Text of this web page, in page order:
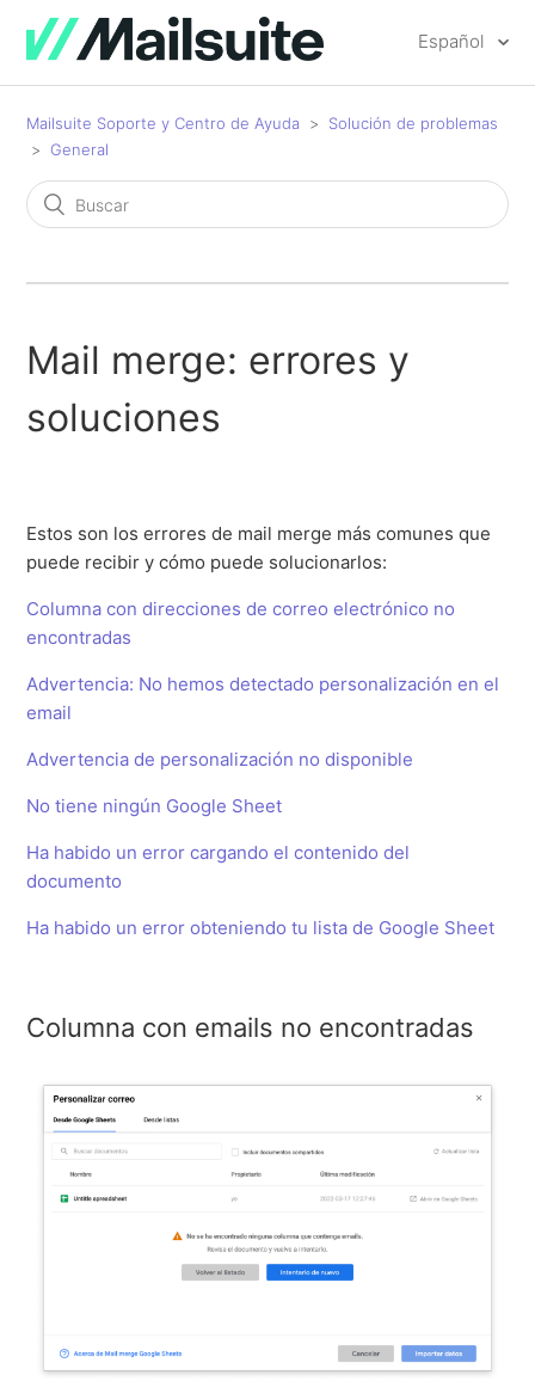
Español
Mailsuite Soporte y Centro de Ayuda
Solución de problemas
General
Mail merge: errores y
soluciones
Estos son los errores de mail merge más comunes que
puede recibir y cómo puede solucionarlos:
Columna con direcciones de correo electrónico no
encontradas
Advertencia: No hemos detectado personalización en el
email
Advertencia de personalización no disponible
No tiene ningún Google Sheet
Ha habido un error cargando el contenido del
documento
Ha habido un error obteniendo tu lista de Google Sheet
Columna con emails no encontradas